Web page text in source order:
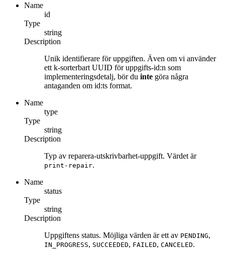
Name
id
Type
string
Description
Unik identifierare för uppgiften. Även om vi använder
ett k-sorterbart UUID för uppgifts-id:n som
implementeringsdetalj, bör du inte göra några
antaganden om id:ts format.
Name
type
Type
string
Description
Typ av reparera-utskrivbarhet-uppgift. Värdet är
print-repair.
Name
status
Type
string
Description
Uppgiftens status. Möjliga värden är ett av PENDING,
IN_PROGRESS, SUCCEEDED, FAILED, CANCELED.